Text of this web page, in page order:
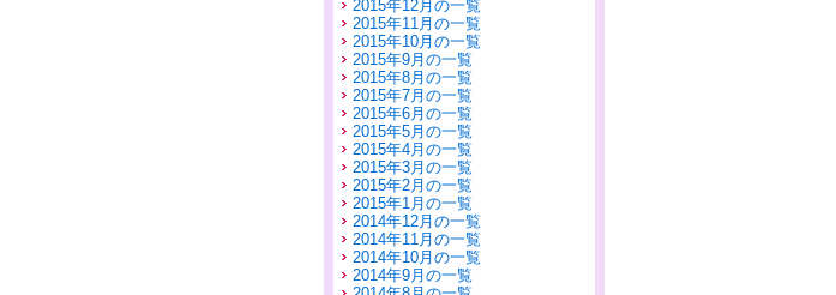
2015年12月の一覧
2015年11月の一覧
2015年10月の一覧
2015年9月の一覧
2015年8月の一覧
2015年7月の一覧
2015年6月の一覧
2015年5月の一覧
2015年4月の一覧
2015年3月の一覧
2015年2月の一覧
2015年1月の一覧
2014年12月の一覧
2014年11月の一覧
2014年10月の一覧
2014年9月の一覧